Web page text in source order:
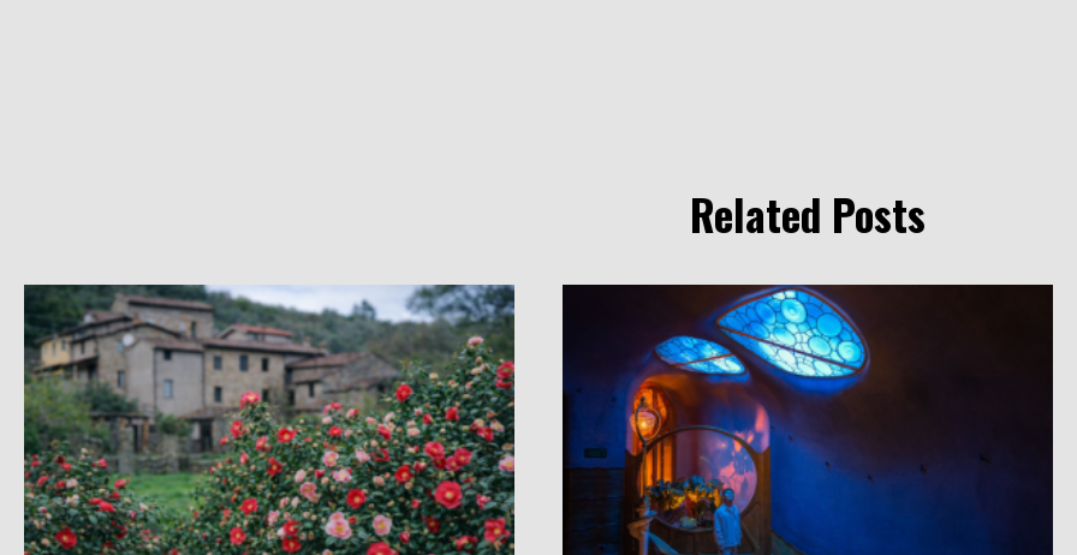
Related Posts